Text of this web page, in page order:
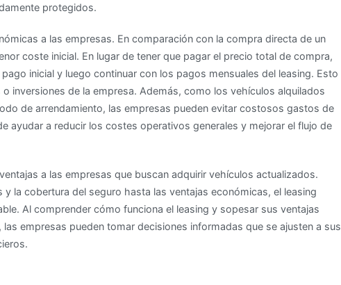
protegidos.
a las empresas. En comparación con la compra directa de un
coste inicial. En lugar de tener que pagar el precio total de compra,
inicial y luego continuar con los pagos mensuales del leasing. Esto
inversiones de la empresa. Además, como los vehículos alquilados
de arrendamiento, las empresas pueden evitar costosos gastos de
ayudar a reducir los costes operativos generales y mejorar el flujo de
a las empresas que buscan adquirir vehículos actualizados.
la cobertura del seguro hasta las ventajas económicas, el leasing
Al comprender cómo funciona el leasing y sopesar sus ventajas
empresas pueden tomar decisiones informadas que se ajusten a sus